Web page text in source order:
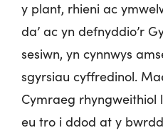
y plant, rhieni ac
da’ ac yn defnyddio’r
sesiwn, yn cynnwys
sgyrsiau cyffredinol.
Cymraeg
eu tro i ddod at y